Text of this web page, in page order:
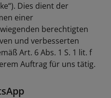
Dies dient der
einer
berechtigten
und verbesserten
Art. 6 Abs. 1 S. 1 lit. f
Auftrag für uns tätig.